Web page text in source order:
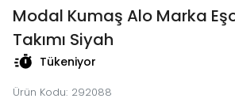
Modal Kumaş Alo Marka
Takımı Siyah
Tükeniyor
Ürün Kodu: 292088